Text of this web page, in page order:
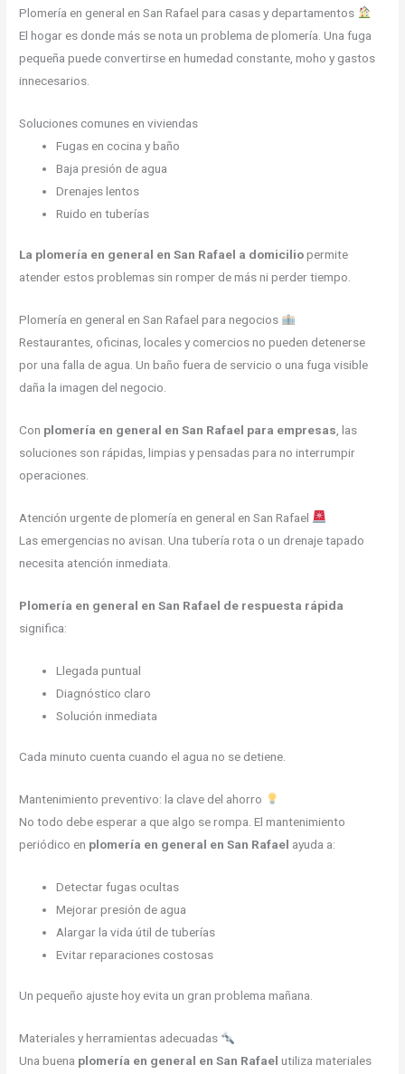
Plomería en general en San Rafael para casas y departamentos
El hogar es donde más se nota un problema de plomería. Una fuga
pequeña puede convertirse en humedad constante, moho y gastos
innecesarios.
Soluciones comunes en viviendas
Fugas en cocina y baño
Baja presión de agua
Drenajes lentos
Ruido en tuberías
La plomería en general en San Rafael a domiciliopermite
atender estos problemas sin romper de más ni perder tiempo.
Plomería en general en San Rafael para negocios
Restaurantes, oficinas, locales y comercios no pueden detenerse
por una falla de agua. Un baño fuera de servicio o una fuga visible
daña la imagen del negocio.
Con plomería en general en San Rafael para empresas , las
soluciones son rápidas, limpias y pensadas para no interrumpir
operaciones.
Atención urgente de plomería en general en San Rafael
Las emergencias no avisan. Una tubería rota o un drenaje tapado
necesita atención inmediata.
Plomería en general en San Rafael de respuesta rápida
significa:
Llegada puntual
Diagnóstico claro
Solución inmediata
Cada minuto cuenta cuando el agua no se detiene.
Mantenimiento preventivo: la clave del ahorro
No todo debe esperar a que algo se rompa. El mantenimiento
periódico en plomería en general en San Rafael ayuda a:
Detectar fugas ocultas
Mejorar presión de agua
Alargar la vida útil de tuberías
Evitar reparaciones costosas
Un pequeño ajuste hoy evita un gran problema mañana.
Materiales y herramientas adecuadas
Una buena plomería en general en San Rafael utiliza materiales